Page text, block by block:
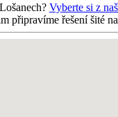
Vyberte si z
připravíme řešení šité